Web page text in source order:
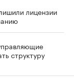
лицензии
структуру